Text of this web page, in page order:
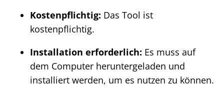
Kostenpflichtig: Das Tool ist
kostenpflichtig.
Installation erforderlich: Es muss auf
dem Computer heruntergeladen und
installiert werden, um es nutzen zu können.